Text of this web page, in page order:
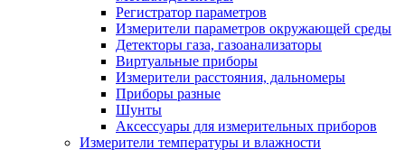
Регистратор параметров
Измерители параметров окружающей среды
Детекторы газа, газоанализаторы
Виртуальные приборы
Измерители расстояния, дальномеры
Приборы разные
Шунты
Аксессуары для измерительных приборов
Измерители температуры и влажности